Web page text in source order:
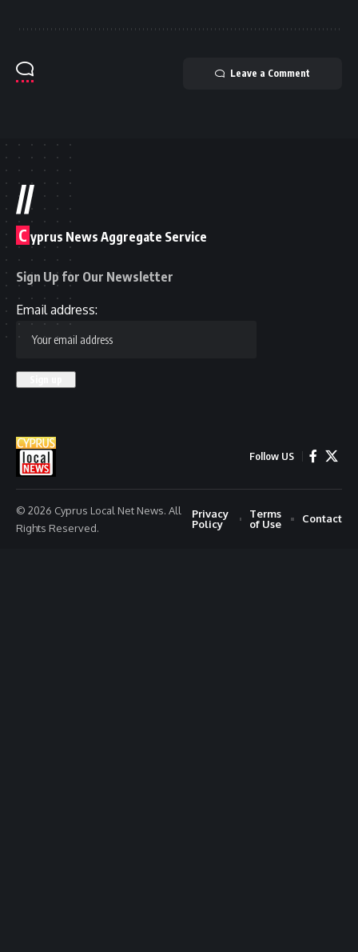
Leave a Comment
//
C yprus News Aggregate Service
Sign Up for Our Newsletter
Email address:
Follow US
© 2026 Cyprus Local Net News. All
Rights Reserved.
Privacy
Policy
Terms
of Use
Contact